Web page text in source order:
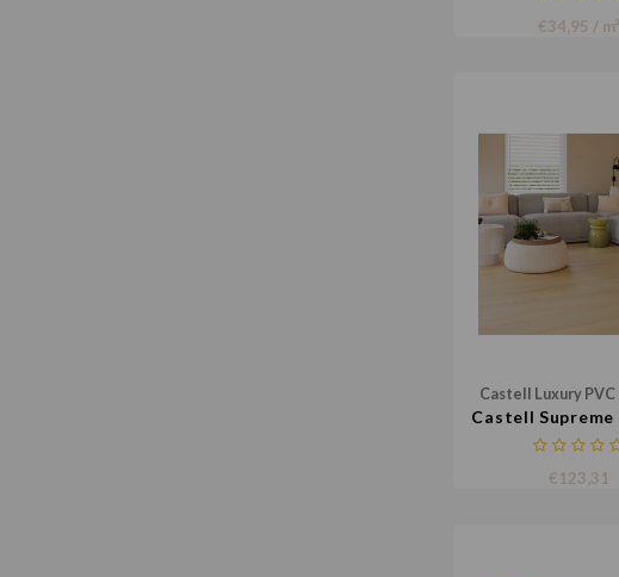
€34,95 / m²
Castell Luxury
Castell Supreme
€123,31